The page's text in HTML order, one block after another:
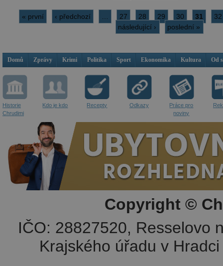
« první ‹ předchozí 27 28 29 30 31
32
následující ›
poslední »
Domů Zprávy Krimi Politika Sport Ekonomika Kultura Od
Historie
Chrudimi
Kdo je kdo Recepty Odkazy
Práce pro
noviny
Copyright ©
IČO: 28827520, Resselovo
Krajského úřadu v